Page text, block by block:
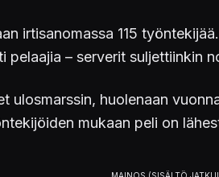
irtisanomassa 115
– serverit suljettiinkin
huolenaan
mukaan peli on